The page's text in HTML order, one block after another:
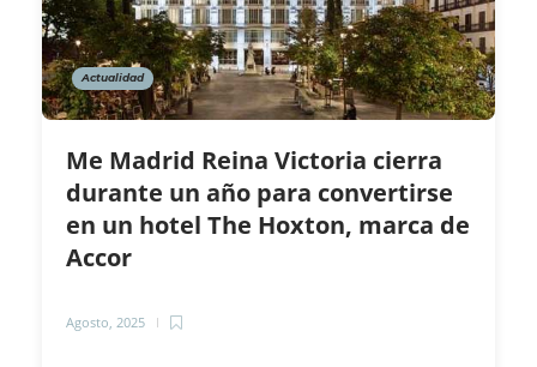
Actualidad
Me Madrid Reina Victoria cierra
durante un año para convertirse
en un hotel The Hoxton, marca de
Accor
Agosto, 2025